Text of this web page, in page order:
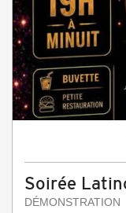
Soirée
DÉMONSTRATION